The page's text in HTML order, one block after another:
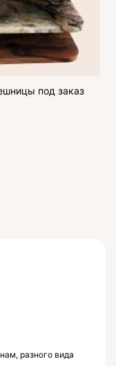
под заказ
разного вида